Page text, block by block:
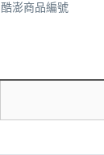
酷澎商品編號